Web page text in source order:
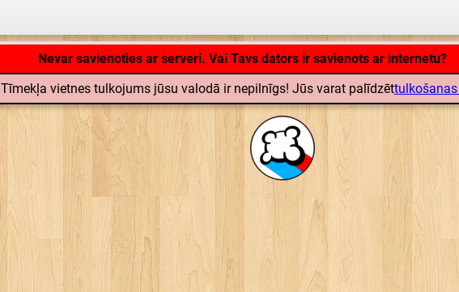
Nevar savienoties ar serveri. Vai Tavs dators ir savienots ar internetu?
Lietojumprogramma lādējas ... ...
Tīmekļa vietnes tulkojums jūsu valodā ir nepilnīgs! Jūs varat palīdzēt